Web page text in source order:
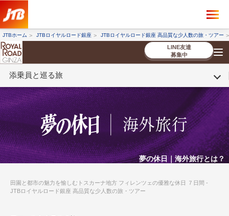
JTBホーム JTBロイヤルロード銀座 JTBロイヤルロード銀座 高品質な少人数の旅・ツアー
LINE友達
募集中
添乗員と巡る旅
TOPNEW 厳選ツアー
ツアーを探す
海外ツアー
国内ツアー
特集
スタッフブログ
デジタルパンフレット
お客様へのご案内
コンシェルジ
ュ紹介
お申し込み
の流れ
法人企業・自治体のみ
なさまへ
条件から探す
条件から探す
キーワード
条件から探す
条件から探す
キーワード 夢の休日｜海外旅行とは？
田園と都市の魅力を愉しむトスカーナ地方 フィレンツェの優雅な休日 ７日間 -
JTBロイヤルロード銀座 高品質な少人数の旅・ツアー
ツアーを探す ×
海外ツアー 国内ツアー